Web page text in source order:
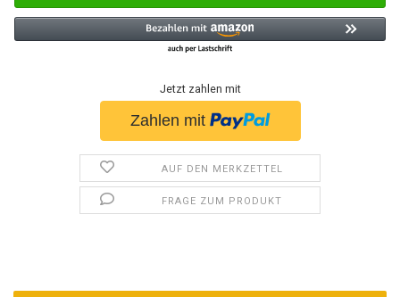
Jetzt zahlen mit
AUF DEN MERKZETTEL
FRAGE ZUM PRODUKT